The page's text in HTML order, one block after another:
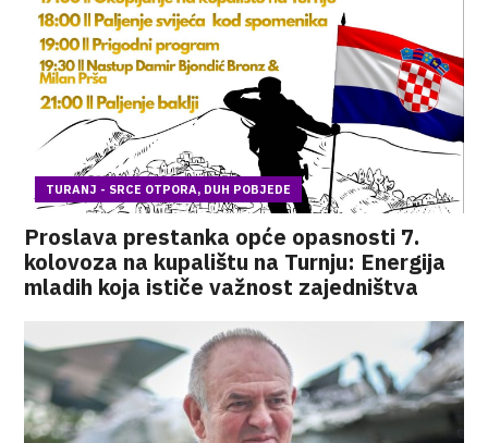
TURANJ - SRCE OTPORA, DUH POBJEDE
Proslava prestanka opće opasnosti 7.
kolovoza na kupalištu na Turnju: Energija
mladih koja ističe važnost zajedništva